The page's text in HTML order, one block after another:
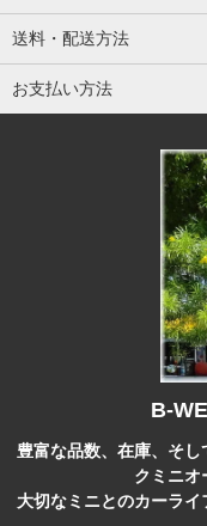
送料・配送方法
お支払い方法
B-
豊富な品数、在庫、そ
クミニオ
大切なミニとのカーラ